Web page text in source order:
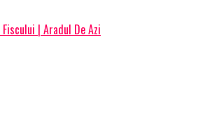
| Aradul De Azi